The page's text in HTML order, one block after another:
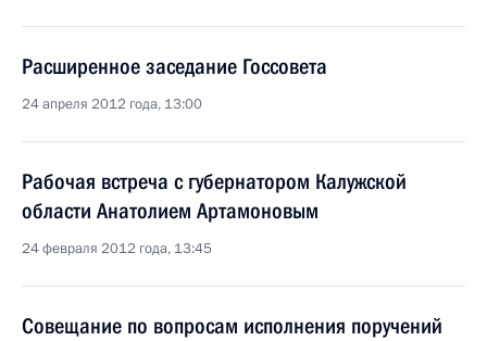
Расширенное заседание Госсовета
24 апреля 2012 года, 13:00
Рабочая встреча с губернатором Калужской
области Анатолием Артамоновым
24 февраля 2012 года, 13:45
Совещание по вопросам исполнения поручений